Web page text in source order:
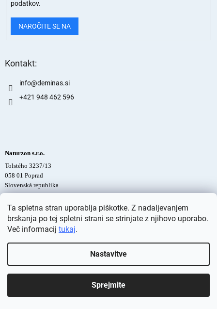
Ta spletna stran uporablja piškotke. Z nadaljevanjem
brskanja po tej spletni strani se strinjate z njihovo uporabo.
Več informacij tukaj.
Nastavitve
Sprejmite
podatkov.
NAROČITE SE NA
Kontakt:
info@deminas.si
+421 948 462 596
Naturzon s.r.o.
Tolstého 3237/13
058 01 Poprad
Slovenská republika
DIČ: 2120901948
IČ DPH: SK2120901948